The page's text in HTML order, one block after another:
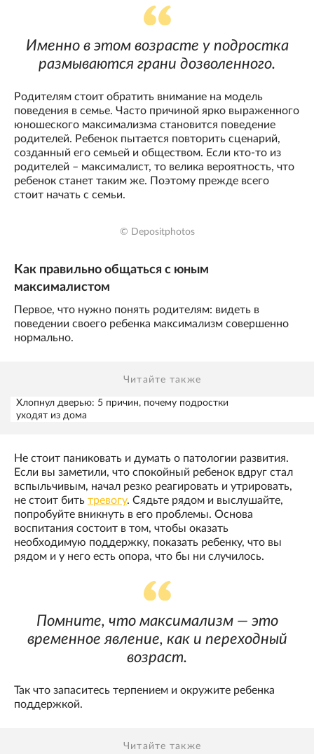
Именно в этом возрасте у подростка
размываются грани дозволенного.
Родителям стоит обратить внимание на модель
поведения в семье. Часто причиной ярко выраженного
юношеского максимализма становится поведение
родителей. Ребенок пытается повторить сценарий,
созданный его семьей и обществом. Если кто-то из
родителей – максималист, то велика вероятность, что
ребенок станет таким же. Поэтому прежде всего
стоит начать с семьи.
© Depositphotos
Как правильно общаться с юным
максималистом
Первое, что нужно понять родителям: видеть в
поведении своего ребенка максимализм совершенно
нормально.
Читайте также
Хлопнул дверью: 5 причин, почему подростки
уходят из дома
Не стоит паниковать и думать о патологии развития.
Если вы заметили, что спокойный ребенок вдруг стал
вспыльчивым, начал резко реагировать и утрировать,
не стоит бить тревогу. Сядьте рядом и выслушайте,
попробуйте вникнуть в его проблемы. Основа
воспитания состоит в том, чтобы оказать
необходимую поддержку, показать ребенку, что вы
рядом и у него есть опора, что бы ни случилось.
Помните, что максимализм — это
временное явление, как и переходный
возраст.
Так что запаситесь терпением и окружите ребенка
поддержкой.
Читайте также